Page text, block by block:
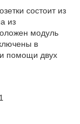
состоит из
из
модуль
в
помощи двух